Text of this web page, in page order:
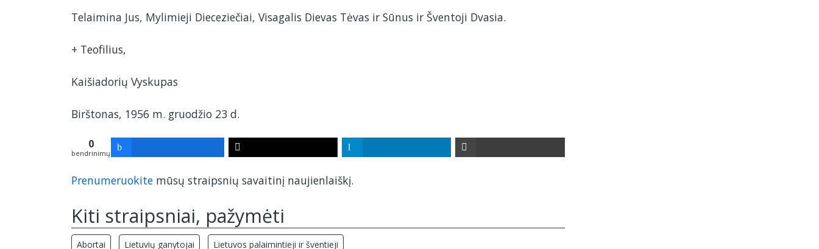
Telaimina Jus, Mylimieji Dieceziečiai, Visagalis Dievas Tėvas ir Sūnus ir Šventoji Dvasia.
+ Teofilius,
Kaišiadorių Vyskupas
Birštonas, 1956 m. gruodžio 23 d.
0
bendrinimų
Prenumeruokite mūsų straipsnių savaitinį naujienlaiškį.
Kiti straipsniai, pažymėti
Abortai Lietuvių ganytojai Lietuvos palaimintieji ir šventieji